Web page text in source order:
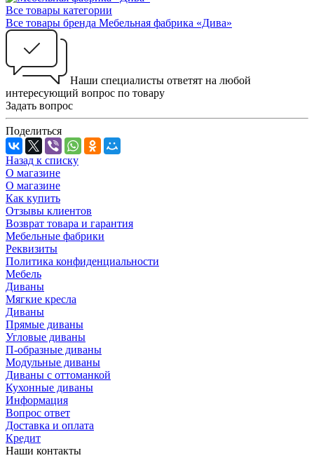
Все товары категории
Все товары бренда Мебельная фабрика «Дива»
Наши специалисты ответят на любой
интересующий вопрос по товару
Задать вопрос
Поделиться
Назад к списку
О магазине
О магазине
Как купить
Отзывы клиентов
Возврат товара и гарантия
Мебельные фабрики
Реквизиты
Политика конфиденциальности
Мебель
Диваны
Мягкие кресла
Диваны
Прямые диваны
Угловые диваны
П-образные диваны
Модульные диваны
Диваны с оттоманкой
Кухонные диваны
Информация
Вопрос ответ
Доставка и оплата
Кредит
Наши контакты